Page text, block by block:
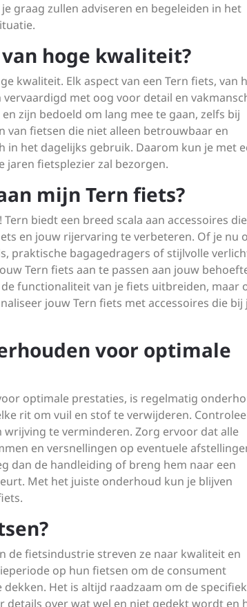
graag zullen adviseren en begeleiden in het
hoge kwaliteit?
kwaliteit. Elk aspect van een Tern fiets, van
met oog voor detail en
zijn bedoeld om lang mee te gaan, zelfs bij
van fietsen die niet alleen betrouwbaar en
het dagelijks gebruik. Daarom kun je met
jaren fietsplezier zal bezorgen.
mijn Tern fiets?
biedt een breed scala aan accessoires die
en jouw rijervaring te verbeteren. Of je nu
praktische bagagedragers of stijlvolle
Tern fiets aan te passen aan jouw
functionaliteit van je fiets uitbreiden, maar
jouw Tern fiets met accessoires die bij
voor optimale
optimale prestaties, is regelmatig
rit om vuil en stof te verwijderen.
te verminderen. Zorg ervoor dat alle
en versnellingen op eventuele
dan de handleiding of breng hem naar een
Met het juiste onderhoud kun je blijven
de fietsindustrie streven ze naar kwaliteit en
op hun fietsen om de consument
Het is altijd raadzaam om de
over wat wel en niet gedekt wordt en